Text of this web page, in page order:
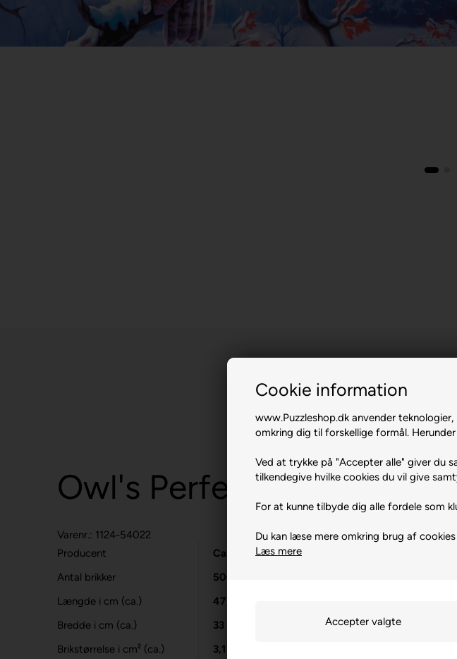
Cookie information
www.Puzzleshop.dk anvender
omkring dig til forskellige formål.
Ved at trykke på "Accepter alle" giver du
tilkendegive hvilke cookies du vil give
For at kunne tilbyde dig alle fordele som
Du kan læse mere omkring brug af
Læs mere
Owl's Perfect Evening.
Varenr.: 1124-54022
Producent
Castorland
Antal brikker
500
Længde i cm (ca.)
47
Bredde i cm (ca.)
33
Brikstørrelse i cm² (ca.)
3,1